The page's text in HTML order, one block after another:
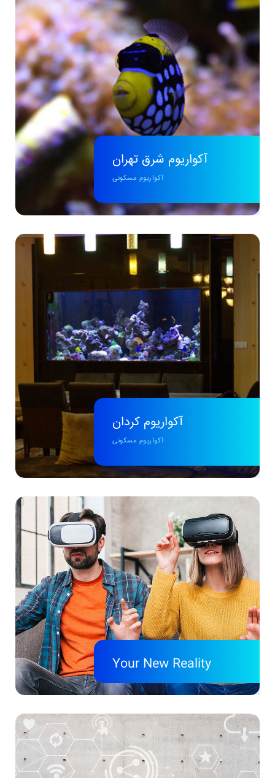
آکواریوم شرق تهران
آکواریوم مسکونی
آکواریوم کردان
آکواریوم مسکونی
Your New Reality